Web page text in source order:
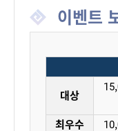
이벤트
대상
최우수